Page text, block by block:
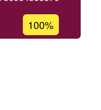
Porcentaje
de
100%